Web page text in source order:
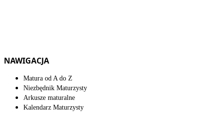
NAWIGACJA
Matura od A do Z
Niezbędnik Maturzysty
Arkusze maturalne
Kalendarz Maturzysty